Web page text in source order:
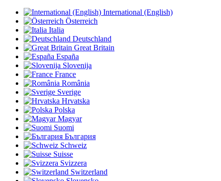
International (English)
Österreich
Italia
Deutschland
Great Britain
España
Slovenija
France
România
Sverige
Hrvatska
Polska
Magyar
Suomi
България
Schweiz
Suisse
Svizzera
Switzerland